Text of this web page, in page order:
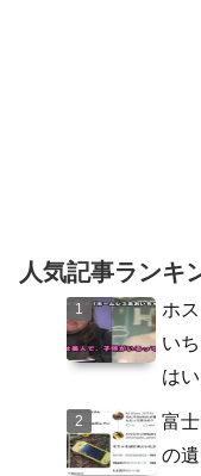
人気記事ランキ
ホ
い
は
富
の